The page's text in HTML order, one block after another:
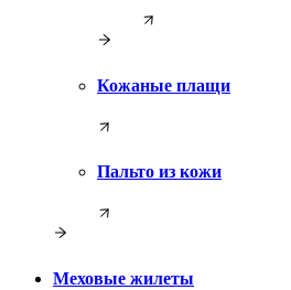
Кожаные плащи
Пальто из кожи
Меховые жилеты